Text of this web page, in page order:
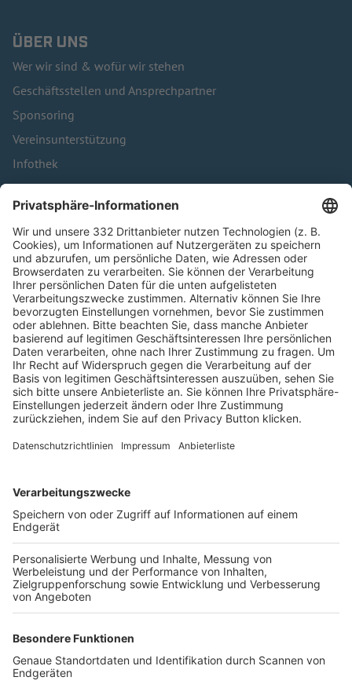
ÜBER UNS
Wer wir sind & wofür wir stehen
Geschäftsstellen und Ansprechpartner
Sponsoring
Vereinsunterstützung
Infothek
Kontakt
HÄUFIG BESUCHTE SEITEN
Pässe und Vereinswechsel
Trainerausbildung
Schulungsangebot Vereinsmitarbeiter
BFV-Geschäftsstellen
Trainerbörse
Login SpielPlus
FOLGE DEM BFV
TOP-VEREINE
TOP-PARTNER